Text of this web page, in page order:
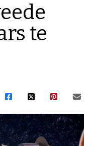
te